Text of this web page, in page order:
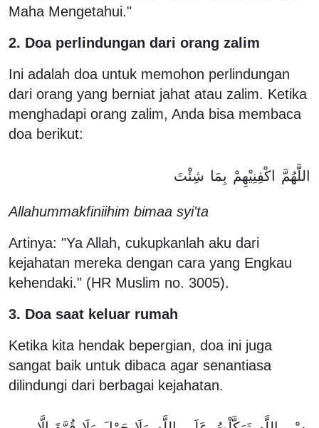
Maha Mengetahui."
2. Doa perlindungan dari orang zalim
Ini adalah doa untuk memohon perlindungan
dari orang yang berniat jahat atau zalim. Ketika
menghadapi orang zalim, Anda bisa membaca
doa berikut:
اللَّهُمَّ اكْفِنِيْهِمْ بِمَا شِئْتَ
Allahummakfiniihim bimaa syi'ta
Artinya: "Ya Allah, cukupkanlah aku dari
kejahatan mereka dengan cara yang Engkau
kehendaki." (HR Muslim no. 3005).
3. Doa saat keluar rumah
Ketika kita hendak bepergian, doa ini juga
sangat baik untuk dibaca agar senantiasa
dilindungi dari berbagai kejahatan.